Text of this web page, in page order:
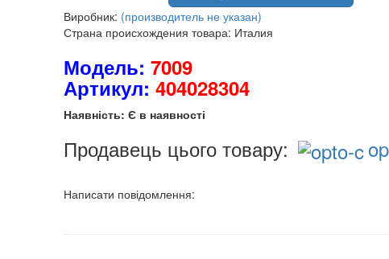
Виробник: (производитель не указан)
Страна происхождения товара: Италия
Модель: 7009
Артикул: 404028304
Наявність: Є в наявності
Продавець цього товару:
Написати повідомлення: